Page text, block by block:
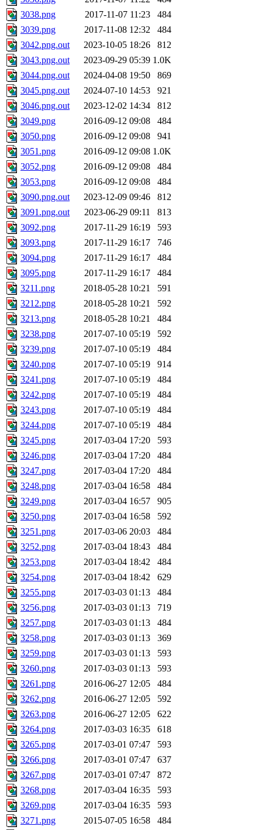
3038.png
2017-11-07 11:23
484
3039.png
2017-11-08 12:32
484
3042.png.out
2023-10-05 18:26
812
3043.png.out
2023-09-29 05:39 1.0K
3044.png.out
2024-04-08 19:50
869
3045.png.out
2024-07-10 14:53
921
3046.png.out
2023-12-02 14:34
812
3049.png
2016-09-12 09:08
484
3050.png
2016-09-12 09:08
941
3051.png
2016-09-12 09:08 1.0K
3052.png
2016-09-12 09:08
484
3053.png
2016-09-12 09:08
484
3090.png.out
2023-12-09 09:46
812
3091.png.out
2023-06-29 09:11
813
3092.png
2017-11-29 16:19
593
3093.png
2017-11-29 16:17
746
3094.png
2017-11-29 16:17
484
3095.png
2017-11-29 16:17
484
3211.png
2018-05-28 10:21
591
3212.png
2018-05-28 10:21
592
3213.png
2018-05-28 10:21
484
3238.png
2017-07-10 05:19
592
3239.png
2017-07-10 05:19
484
3240.png
2017-07-10 05:19
914
3241.png
2017-07-10 05:19
484
3242.png
2017-07-10 05:19
484
3243.png
2017-07-10 05:19
484
3244.png
2017-07-10 05:19
484
3245.png
2017-03-04 17:20
593
3246.png
2017-03-04 17:20
484
3247.png
2017-03-04 17:20
484
3248.png
2017-03-04 16:58
484
3249.png
2017-03-04 16:57
905
3250.png
2017-03-04 16:58
592
3251.png
2017-03-06 20:03
484
3252.png
2017-03-04 18:43
484
3253.png
2017-03-04 18:42
484
3254.png
2017-03-04 18:42
629
3255.png
2017-03-03 01:13
484
3256.png
2017-03-03 01:13
719
3257.png
2017-03-03 01:13
484
3258.png
2017-03-03 01:13
369
3259.png
2017-03-03 01:13
593
3260.png
2017-03-03 01:13
593
3261.png
2016-06-27 12:05
484
3262.png
2016-06-27 12:05
592
3263.png
2016-06-27 12:05
622
3264.png
2017-03-03 16:35
618
3265.png
2017-03-01 07:47
593
3266.png
2017-03-01 07:47
637
3267.png
2017-03-01 07:47
872
3268.png
2017-03-04 16:35
593
3269.png
2017-03-04 16:35
593
3271.png
2015-07-05 16:58
484